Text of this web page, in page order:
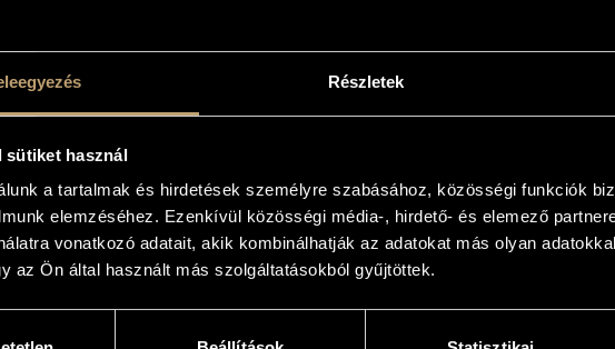
Részletek
sütiket használ
a tartalmak és hirdetések személyre szabásához, közösségi funkciók
elemzéséhez. Ezenkívül közösségi média-, hirdető- és elemező
vonatkozó adatait, akik kombinálhatják az adatokat más olyan
az Ön által használt más szolgáltatásokból gyűjtöttek.
KOVÁCS LÁSZLÓ
ének - basszus
ALAPADATOK